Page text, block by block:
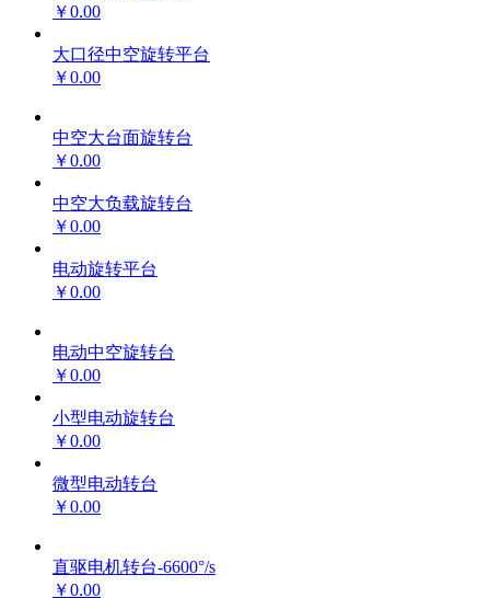
￥0.00
大口径中空旋转平台
￥0.00
中空大台面旋转台
￥0.00
中空大负载旋转台
￥0.00
电动旋转平台
￥0.00
电动中空旋转台
￥0.00
小型电动旋转台
￥0.00
微型电动转台
￥0.00
直驱电机转台-6600°/s
￥0.00